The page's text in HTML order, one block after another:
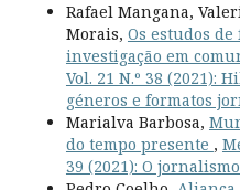
Rafael Mangana,
Morais, Os estudos
investigação em
Vol. 21 N.º 38 (2021):
géneros e formatos
Marialva Barbosa,
do tempo presente ,
39 (2021): O